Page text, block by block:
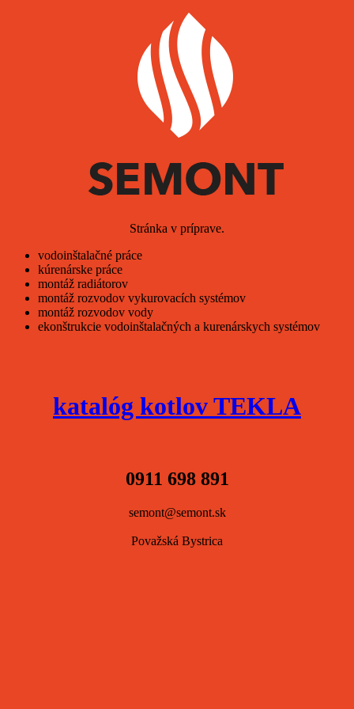
Stránka v príprave.
vodoinštalačné práce
kúrenárske práce
montáž radiátorov
montáž rozvodov vykurovacích systémov
montáž rozvodov vody
ekonštrukcie vodoinštalačných a kurenárskych systémov
katalóg kotlov TEKLA
0911 698 891
semont@semont.sk
Považská Bystrica